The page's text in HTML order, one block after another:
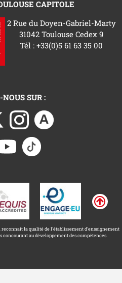
CAPITOLE
2 Rue du Doyen-Gabriel-Marty
31042 Toulouse Cedex 9
Tél : +33(0)5 61 63 35 00
SUR :
reconnait la qualité de l'établissement d'enseignement
concourant au développement des compétences.